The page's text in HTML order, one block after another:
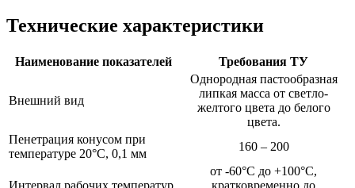
Технические характеристики
Наименование показателей Требования ТУ
Внешний вид
Однородная пастообразная
липкая масса от светло-
желтого цвета до белого
цвета.
Пенетрация конусом при
температуре 20°С, 0,1 мм
160 – 200
от -60°С до +100°С,